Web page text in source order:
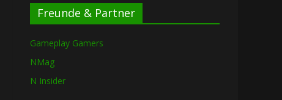
Freunde & Partner
Gameplay Gamers
NMag
N Insider